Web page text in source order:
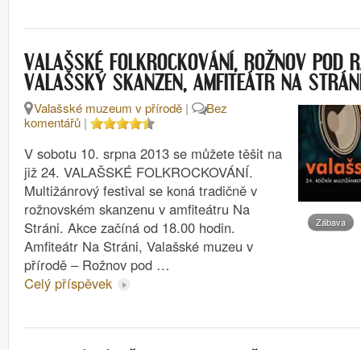
VALAŠSKÉ FOLKROCKOVÁNÍ, ROŽNOV POD
VALAŠSKÝ SKANZEN, AMFITEÁTR NA
Zábava
Valašské muzeum v přírodě |
Bez
komentářů |
V sobotu 10. srpna 2013 se můžete těšit na
již 24. VALAŠSKÉ FOLKROCKOVÁNÍ.
Multižánrový festival se koná tradičně v
rožnovském skanzenu v amfiteátru Na
Stráni. Akce začíná od 18.00 hodin.
Amfiteátr Na Stráni, Valašské muzeu v
přírodě – Rožnov pod …
Celý příspěvek